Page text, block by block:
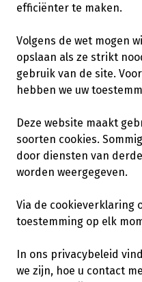
efficiënter te maken.
Volgens de wet mogen
opslaan als ze strikt
gebruik van de site.
hebben we uw
Deze website maakt
soorten cookies.
door diensten van
worden weergegeven.
Via de cookieverklaring
toestemming op elk
In ons privacybeleid
we zijn, hoe u contact